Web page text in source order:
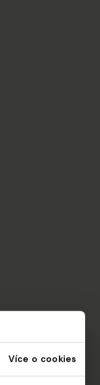
Více o cookies